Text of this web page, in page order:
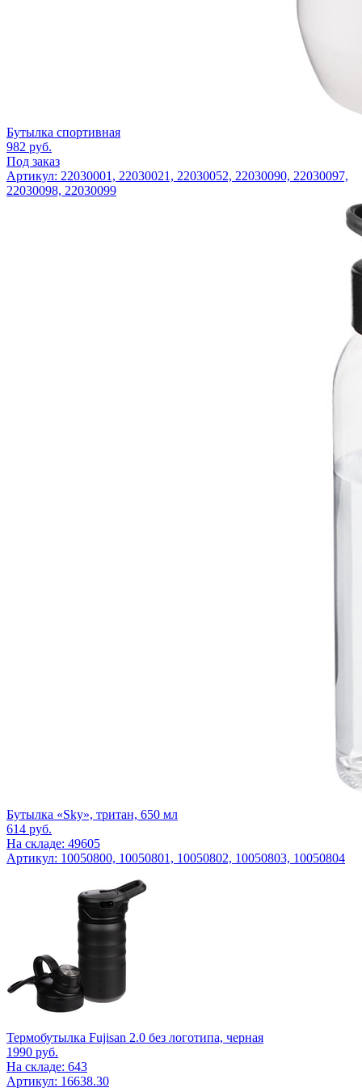
Бутылка спортивная
982 руб.
Под заказ
Артикул: 22030001, 22030021, 22030052, 22030090, 22030097,
22030098, 22030099
Бутылка «Sky», тритан, 650 мл
614 руб.
На складе: 49605
Артикул: 10050800, 10050801, 10050802, 10050803, 10050804
Термобутылка Fujisan 2.0 без логотипа, черная
1990 руб.
На складе: 643
Артикул: 16638.30